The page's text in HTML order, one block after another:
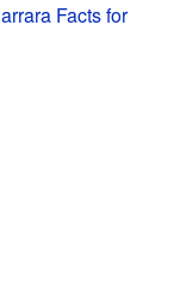
Facts for